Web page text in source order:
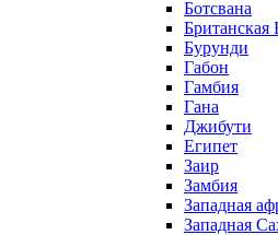
Ботсвана
Британская
Бурунди
Габон
Гамбия
Гана
Джибути
Египет
Заир
Замбия
Западная
Западная